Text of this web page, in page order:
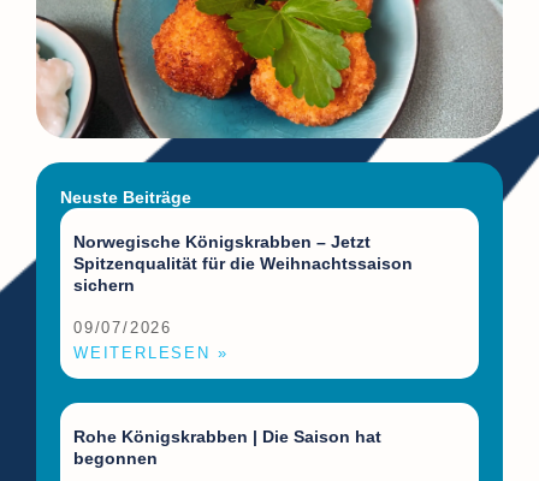
Neuste Beiträge
Norwegische Königskrabben – Jetzt
Spitzenqualität für die Weihnachtssaison
sichern
09/07/2026
WEITERLESEN »
Rohe Königskrabben | Die Saison hat
begonnen